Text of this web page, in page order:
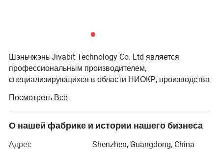
Шэньчжэнь Jivabit Technology Co. Ltd является
профессиональным производителем,
специализирующихся в области НИОКР, производства
батареи EV станции зарядки и хранения энергии
аккумулятора. Компания не только быстро
реагировать на потребности рынка путем
надежные продукты, но также и обеспечивает одного
Посмотреть Всё
О нашей фабрике и истории нашего бизнеса
Адрес
Shenzhen, Guangdong, China